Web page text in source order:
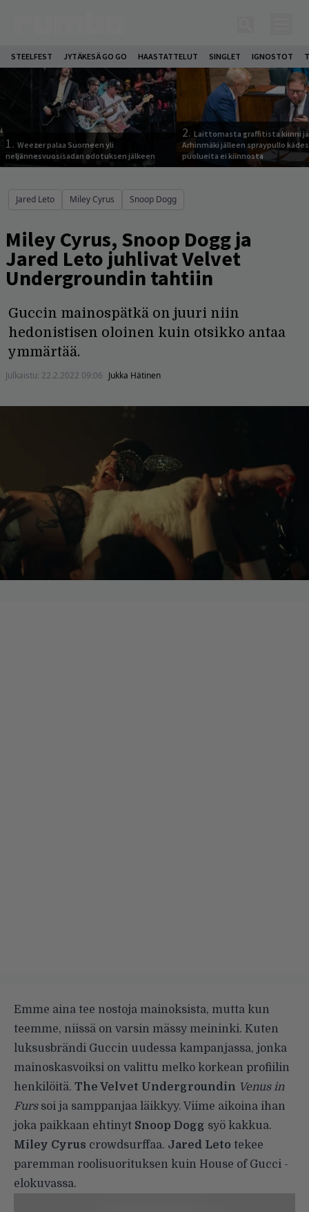
STEELFEST JYTÄKESÄ GO GO HAASTATTELUT SINGLET IGNOSTOT
1. Weezer palaa Suomeen yli
neljännesvuosisadan odotuksen jälkeen
2. Laittomasta graffitista kiinni
Arhinmäki jälleen spraypullo
puolueita ei kiinnosta
Jared Leto Miley Cyrus Snoop Dogg
Miley Cyrus, Snoop Dogg ja
Jared Leto juhlivat Velvet
Undergroundin tahtiin
Guccin mainospätkä on juuri niin
hedonistisen oloinen kuin otsikko antaa
ymmärtää.
Julkaistu: 22.2.2022 09:06 Jukka Hätinen
Emme aina tee nostoja mainoksista, mutta kun
teemme, niissä on varsin mässy meininki. Kuten
luksusbrändi Guccin uudessa kampanjassa, jonka
mainoskasvoiksi on valittu melko korkean profiilin
henkilöitä. The Velvet Undergroundin Venus in
Furssoi ja samppanjaa läikkyy. Viime aikoina ihan
joka paikkaan ehtinyt Snoop Dogg syö kakkua.
Miley Cyrus crowdsurffaa. Jared Leto tekee
paremman roolisuorituksen kuin House of Gucci -
elokuvassa.